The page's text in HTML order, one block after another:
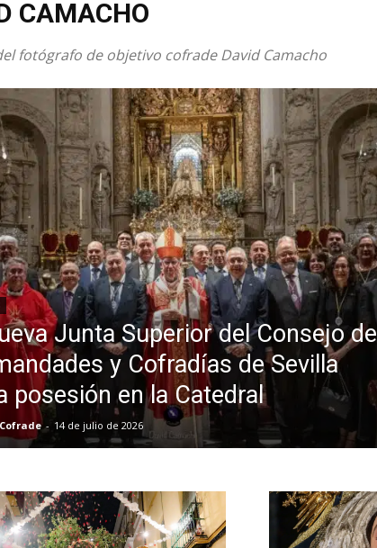
CAMACHO
fotógrafo de objetivo cofrade David Camacho
Junta Superior del Consejo de
y Cofradías de Sevilla
posesión en la Catedral
- 14 de julio de 2026